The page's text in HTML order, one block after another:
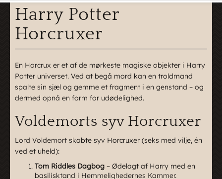
Harry Potter
Horcruxer
En Horcrux er et af de mørkeste magiske objekter i Harry
Potter universet. Ved at begå mord kan en troldmand
spalte sin sjæl og gemme et fragment i en genstand – og
dermed opnå en form for udødelighed.
Voldemorts syv Horcruxer
Lord Voldemort skabte syv Horcruxer (seks med vilje, én
ved et uheld):
Tom Riddles Dagbog – Ødelagt af Harry med en
basilisktand i Hemmelighedernes Kammer.